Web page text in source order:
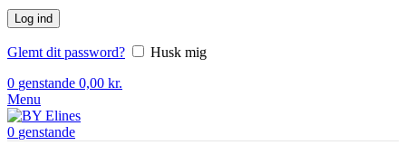
Log ind
Glemt dit password?
Husk mig
0 genstande 0,00 kr.
Menu
0 genstande